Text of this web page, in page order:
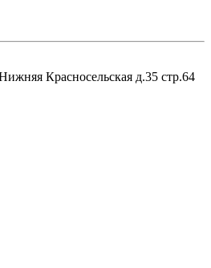
Красносельская д.35 стр.64